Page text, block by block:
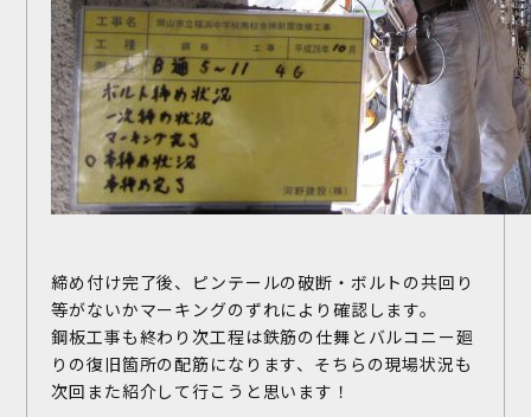
締め付け完了後、ピンテールの破断・ボルトの共回り
等がないかマーキングのずれにより確認します。
鋼板工事も終わり次工程は鉄筋の仕舞とバルコニー廻
りの復旧箇所の配筋になります、そちらの現場状況も
次回また紹介して行こうと思います！